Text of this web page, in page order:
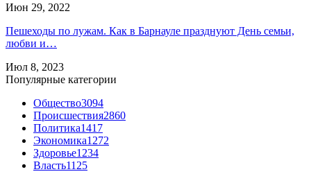
Июн 29, 2022
Пешеходы по лужам. Как в Барнауле празднуют День семьи,
любви и…
Июл 8, 2023
Популярные категории
Общество3094
Происшествия2860
Политика1417
Экономика1272
Здоровье1234
Власть1125